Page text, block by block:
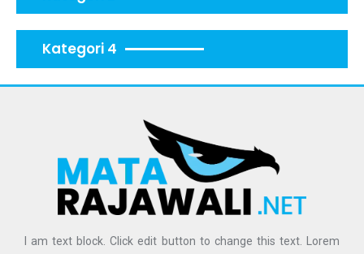
Kategori 4
I am text block. Click edit button to change this text. Lorem